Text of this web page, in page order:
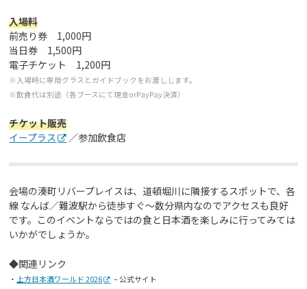
入場料
前売り券 1,000円
当日券 1,500円
電子チケット 1,200円
※入場時に専用グラスとガイドブックをお渡しします。
※飲食代は別途（各ブースにて現金orPayPay決済）
チケット販売
イープラス
／参加飲食店
会場の湊町リバープレイスは、道頓堀川に隣接するスポットで、各
線 なんば／難波駅から徒歩すぐ～数分県内なのでアクセスも良好
です。このイベントならではの食と日本酒を楽しみに行ってみては
いかがでしょうか。
◆関連リンク
・上方日本酒ワールド 2026 – 公式サイト